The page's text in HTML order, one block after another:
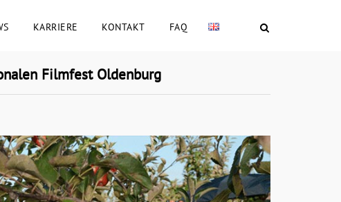
KARRIERE KONTAKT FAQ
Filmfest Oldenburg